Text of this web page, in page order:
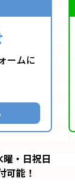
ームに
・日祝日
可能！